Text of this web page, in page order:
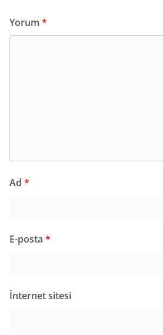
Yorum *
Ad *
E-posta *
İnternet sitesi